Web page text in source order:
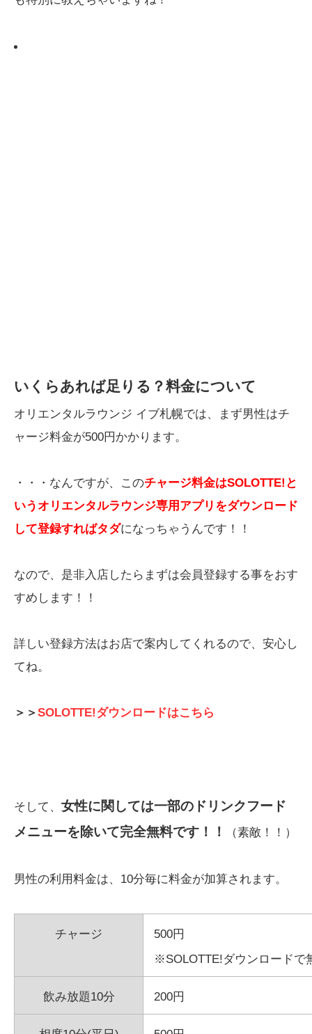
いくらあれば足りる？料金について
オリエンタルラウンジ イブ札幌では、まず男性はチ
ャージ料金が500円かかります。
・・・なんですが、このチャージ料金はSOLOTTE!と
いうオリエンタルラウンジ専用アプリをダウンロード
して登録すればタダになっちゃうんです！！
なので、是非入店したらまずは会員登録する事をおす
すめします！！
詳しい登録方法はお店で案内してくれるので、安心し
てね。
＞＞SOLOTTE!ダウンロードはこちら
そして、 女性に関しては一部のドリンクフード
メニューを除いて完全無料です！！
（素敵！！）
男性の利用料金は、10分毎に料金が加算されます。
チャージ
500円
※SOLOTTE!ダウンロードで
飲み放題10分 200円